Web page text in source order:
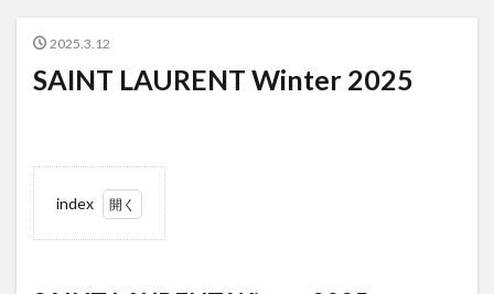
2025.3.12
SAINT LAURENT Winter 2025
index
1